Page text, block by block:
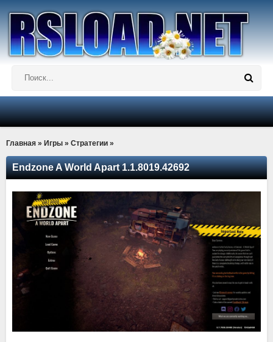
Главная » Игры » Стратегии »
Endzone A World Apart 1.1.8019.42692